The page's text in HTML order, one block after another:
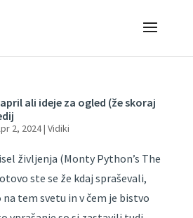
ali ideje za ogled (že skoraj
2, 2024| Vidiki
življenja (Monty Python’s The
ste se že kdaj spraševali,
tem svetu in v čem je bistvo